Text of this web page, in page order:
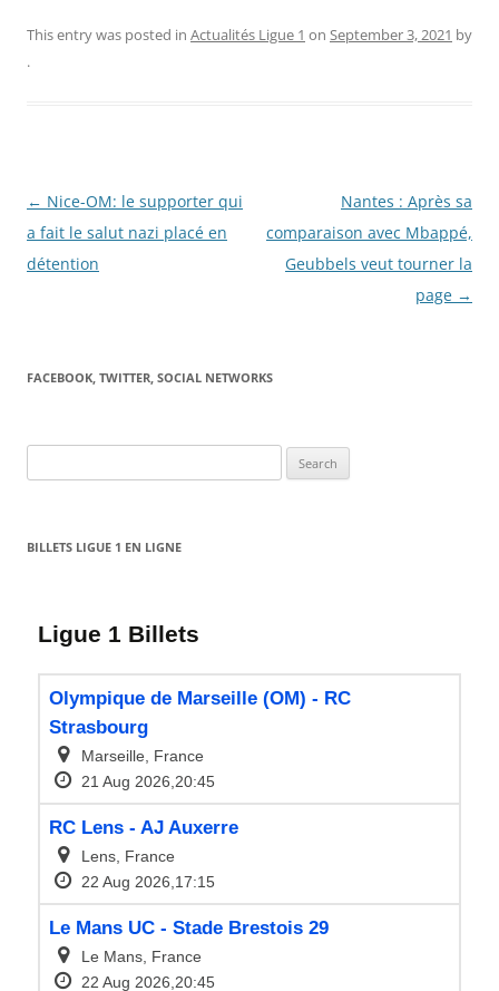
This entry was posted in Actualités Ligue 1 on September 3, 2021 by
.
Post
navigation
← Nice-OM: le supporter qui
a fait le salut nazi placé en
détention
Nantes : Après sa
comparaison avec Mbappé,
Geubbels veut tourner la
page →
FACEBOOK, TWITTER, SOCIAL NETWORKS
for:
BILLETS LIGUE 1 EN LIGNE